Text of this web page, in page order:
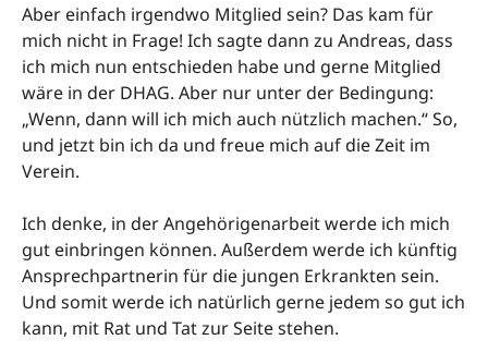
Aber einfach irgendwo Mitglied sein? Das kam für
mich nicht in Frage! Ich sagte dann zu Andreas, dass
ich mich nun entschieden habe und gerne Mitglied
wäre in der DHAG. Aber nur unter der Bedingung:
„Wenn, dann will ich mich auch nützlich machen.“ So,
und jetzt bin ich da und freue mich auf die Zeit im
Verein.
Ich denke, in der Angehörigenarbeit werde ich mich
gut einbringen können. Außerdem werde ich künftig
Ansprechpartnerin für die jungen Erkrankten sein.
Und somit werde ich natürlich gerne jedem so gut ich
kann, mit Rat und Tat zur Seite stehen.